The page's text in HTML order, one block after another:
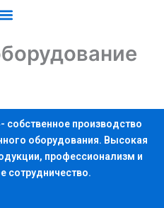
производство
оборудования. Высокая
профессионализм и
сотрудничество.